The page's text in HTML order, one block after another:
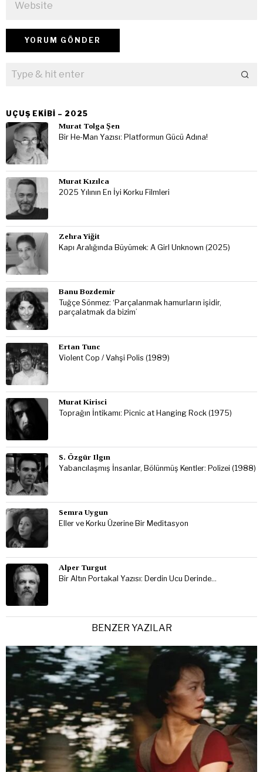
UÇUŞ EKIBI – 2025
Murat Tolga Şen
Bir He-Man Yazısı: Platformun Gücü Adına!
Murat Kızılca
2025 Yılının En İyi Korku Filmleri
Zehra Yiğit
Kapı Aralığında Büyümek: A Girl Unknown (2025)
Banu Bozdemir
Tuğçe Sönmez: ‘Parçalanmak hamurların işidir,
parçalatmak da bizim’
Ertan Tunc
Violent Cop / Vahşi Polis (1989)
Murat Kirisci
Toprağın İntikamı: Picnic at Hanging Rock (1975)
S. Özgür Ilgın
Yabancılaşmış İnsanlar, Bölünmüş Kentler: Polizei (1988)
Semra Uygun
Eller ve Korku Üzerine Bir Meditasyon
Alper Turgut
Bir Altın Portakal Yazısı: Derdin Ucu Derinde…
BENZER YAZILAR